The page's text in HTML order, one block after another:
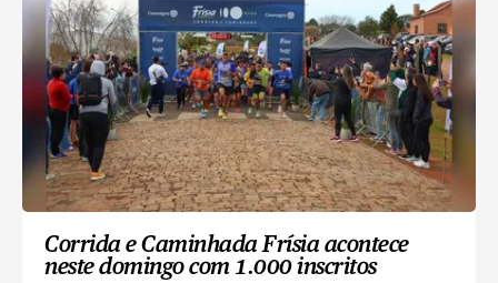
Corrida e Caminhada Frísia acontece
neste domingo com 1.000 inscritos